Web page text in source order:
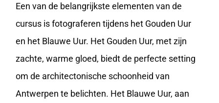
Een van de belangrijkste elementen van de
cursus is fotograferen tijdens het Gouden Uur
en het Blauwe Uur. Het Gouden Uur, met zijn
zachte, warme gloed, biedt de perfecte setting
om de architectonische schoonheid van
Antwerpen te belichten. Het Blauwe Uur, aan